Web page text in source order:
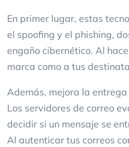
En primer lugar, estas
el spoofing y el phishing,
engaño cibernético. Al
marca como a tus
Además, mejora la
Los servidores de correo
decidir si un mensaje se
Al autenticar tus correos